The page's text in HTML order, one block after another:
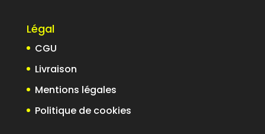
Légal
CGU
Livraison
Mentions légales
Politique de cookies